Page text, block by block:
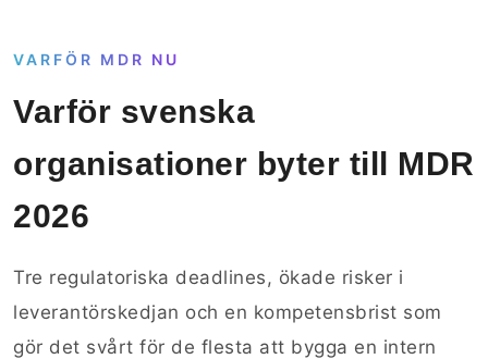
VARFÖR MDR NU
Varför svenska
organisationer byter till MDR
2026
Tre regulatoriska deadlines, ökade risker i
leverantörskedjan och en kompetensbrist som
gör det svårt för de flesta att bygga en intern